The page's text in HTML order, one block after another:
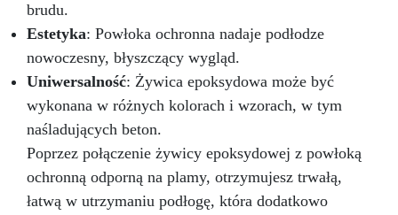
brudu.
Estetyka: Powłoka ochronna nadaje podłodze
nowoczesny, błyszczący wygląd.
Uniwersalność: Żywica epoksydowa może być
wykonana w różnych kolorach i wzorach, w tym
naśladujących beton.
Poprzez połączenie żywicy epoksydowej z powłoką
ochronną odporną na plamy, otrzymujesz trwałą,
łatwą w utrzymaniu podłogę, która dodatkowo